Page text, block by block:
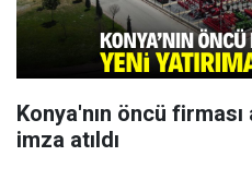
Konya'nın öncü firması
imza atıldı